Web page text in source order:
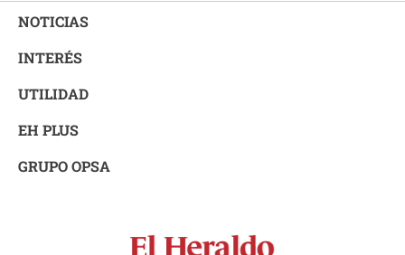
NOTICIAS
INTERÉS
UTILIDAD
EH PLUS
GRUPO OPSA